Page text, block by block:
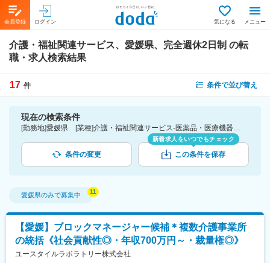
会員登録 ログイン 気になる メニュー
介護・福祉関連サービス、愛媛県、完全週休2日制 の転
職・求人検索結果
17 件 条件で並び替え
現在の検索条件
[勤務地]愛媛県 [業種]介護・福祉関連サービス-医薬品・医療機器・ライフサイエンス・医療系サービス [こだわり条件ピックアップ]完全週休2日制 [詳細条件](休日・働き方)完全週休2日制
条件の変更
新着求人をいつでもチェック
この条件を保存
愛媛県のみで募集中
【愛媛】ブロックマネージャー候補＊複数介護事業所
の統括《社会貢献性◎・年収700万円～・裁量権◎》
ユースタイルラボラトリー株式会社